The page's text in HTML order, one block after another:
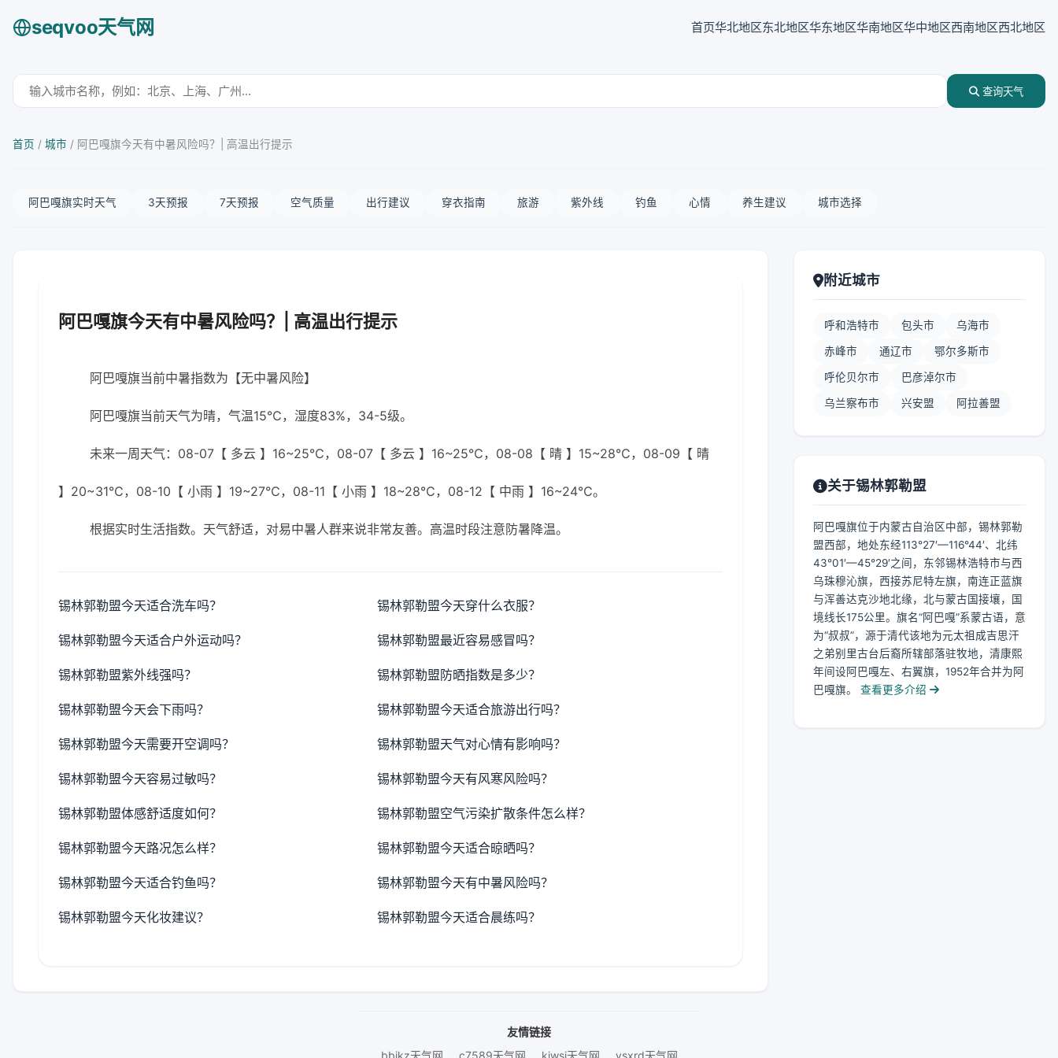
seqvoo天气网 首页华北地区东北地区华东地区华南地区华中地区西南地区西北地区
查询天气
首页 / 城市 / 阿巴嘎旗今天有中暑风险吗？| 高温出行提示
阿巴嘎旗实时天气 3天预报 7天预报 空气质量 出行建议 穿衣指南 旅游 紫外线 钓鱼 心情 养生建议 城市选择
阿巴嘎旗今天有中暑风险吗？| 高温出行提示
阿巴嘎旗当前中暑指数为【无中暑风险】
阿巴嘎旗当前天气为晴，气温15℃，湿度83%，34-5级。
未来一周天气：08-07【 多云 】16~25℃，08-07【 多云 】16~25℃，08-08【 晴 】15~28℃，08-09【 晴
】20~31℃，08-10【 小雨 】19~27℃，08-11【 小雨 】18~28℃，08-12【 中雨 】16~24℃。
根据实时生活指数。天气舒适，对易中暑人群来说非常友善。高温时段注意防暑降温。
锡林郭勒盟今天适合洗车吗？ 锡林郭勒盟今天穿什么衣服？
锡林郭勒盟今天适合户外运动吗？ 锡林郭勒盟最近容易感冒吗？
锡林郭勒盟紫外线强吗？ 锡林郭勒盟防晒指数是多少？
锡林郭勒盟今天会下雨吗？ 锡林郭勒盟今天适合旅游出行吗？
锡林郭勒盟今天需要开空调吗？ 锡林郭勒盟天气对心情有影响吗？
锡林郭勒盟今天容易过敏吗？ 锡林郭勒盟今天有风寒风险吗？
锡林郭勒盟体感舒适度如何？ 锡林郭勒盟空气污染扩散条件怎么样？
锡林郭勒盟今天路况怎么样？ 锡林郭勒盟今天适合晾晒吗？
锡林郭勒盟今天适合钓鱼吗？ 锡林郭勒盟今天有中暑风险吗？
锡林郭勒盟今天化妆建议？ 锡林郭勒盟今天适合晨练吗？
附近城市
呼和浩特市 包头市 乌海市
赤峰市 通辽市 鄂尔多斯市
呼伦贝尔市 巴彦淖尔市
乌兰察布市 兴安盟 阿拉善盟
关于锡林郭勒盟
阿巴嘎旗位于内蒙古自治区中部，锡林郭勒
盟西部，地处东经113°27′—116°44′、北纬
43°01′—45°29′之间，东邻锡林浩特市与西
乌珠穆沁旗，西接苏尼特左旗，南连正蓝旗
与浑善达克沙地北缘，北与蒙古国接壤，国
境线长175公里。旗名“阿巴嘎”系蒙古语，意
为“叔叔”，源于清代该地为元太祖成吉思汗
之弟别里古台后裔所辖部落驻牧地，清康熙
年间设阿巴嘎左、右翼旗，1952年合并为阿
巴嘎旗。
查看更多介绍
友情链接
bbjkz天气网
c7589天气网 kjwsj天气网 ysxrd天气网